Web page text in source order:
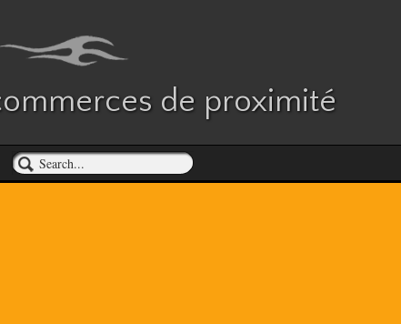
de proximité